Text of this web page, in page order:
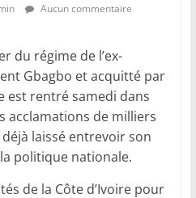
Aucun commentaire
du régime de l’ex-
Gbagbo et acquitté par
est rentré samedi dans
acclamations de milliers
laissé entrevoir son
politique nationale.
de la Côte d’Ivoire pour